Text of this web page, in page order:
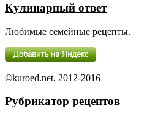
Кулинарный ответ
Любимые семейные рецепты.
©kuroed.net, 2012-2016
Рубрикатор рецептов